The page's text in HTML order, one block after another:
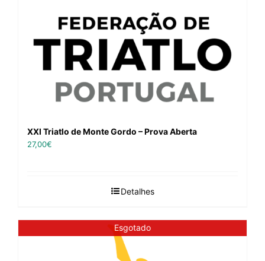
XXI Triatlo de Monte Gordo – Prova Aberta
27,00€
Detalhes
Esgotado